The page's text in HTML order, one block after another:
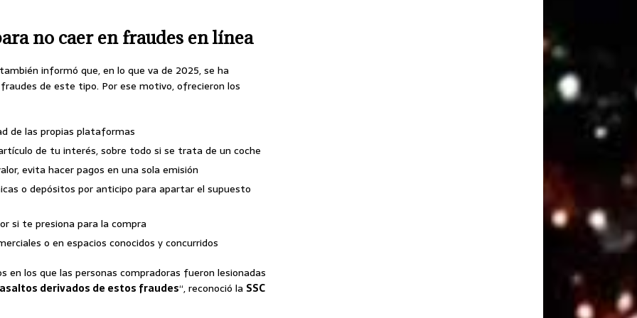
no caer en fraudes en línea
informó que, en lo que va de 2025, se ha
de este tipo. Por ese motivo, ofrecieron los
de las propias plataformas
de tu interés, sobre todo si se trata de un coche
evita hacer pagos en una sola emisión
o depósitos por anticipo para apartar el supuesto
si te presiona para la compra
o en espacios conocidos y concurridos
en los que las personas compradoras fueron lesionadas
derivados de estos fraudes“, reconoció la SSC